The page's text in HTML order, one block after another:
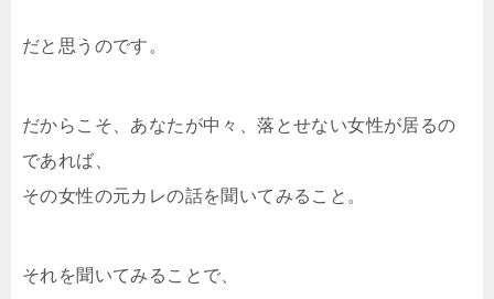
だと思うのです。
だからこそ、あなたが中々、落とせない女性が居るの
であれば、
その女性の元カレの話を聞いてみること。
それを聞いてみることで、